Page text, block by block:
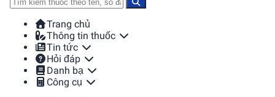
Trang chủ
Thông tin thuốc
Tin tức
Hỏi đáp
Danh bạ
Công cụ